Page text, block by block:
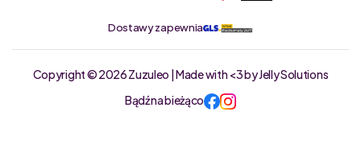
Dostawy zapewnia
Copyright © 2026 Zuzuleo | Made with <3 by Jelly Solutions
Bądź na bieżąco